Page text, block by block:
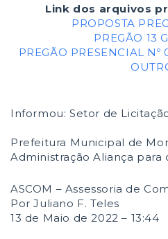
Link dos arquivos
PROPOSTA
PREGÃO 13
PREGÃO PRESENCIAL Nº
Informou: Setor de
Prefeitura Municipal de
Administração Aliança para
ASCOM – Assessoria de
Por Juliano F. Teles
13 de Maio de 2022 – 13:44